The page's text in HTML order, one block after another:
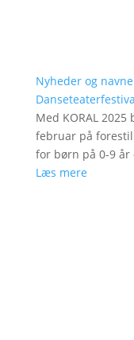
Nyheder og navne
Med KORAL
februar på
for børn på 0-9 år
Læs mere